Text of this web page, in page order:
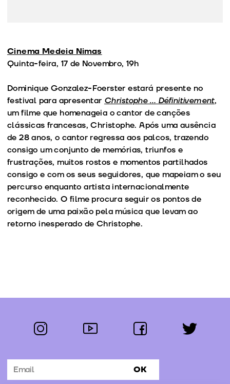
Cinema Medeia Nimas
Quinta-feira, 17 de Novembro, 19h
Dominique Gonzalez-Foerster estará presente no
festival para apresentar Christophe … Définitivement,
um filme que homenageia o cantor de canções
clássicas francesas, Christophe. Após uma ausência
de 28 anos, o cantor regressa aos palcos, trazendo
consigo um conjunto de memórias, triunfos e
frustrações, muitos rostos e momentos partilhados
consigo e com os seus seguidores, que mapeiam o seu
percurso enquanto artista internacionalmente
reconhecido. O filme procura seguir os pontos de
origem de uma paixão pela música que levam ao
retorno inesperado de Christophe.
Segue-nos:
instagram youtube facebook twitter
Subscrever Newsletter OK